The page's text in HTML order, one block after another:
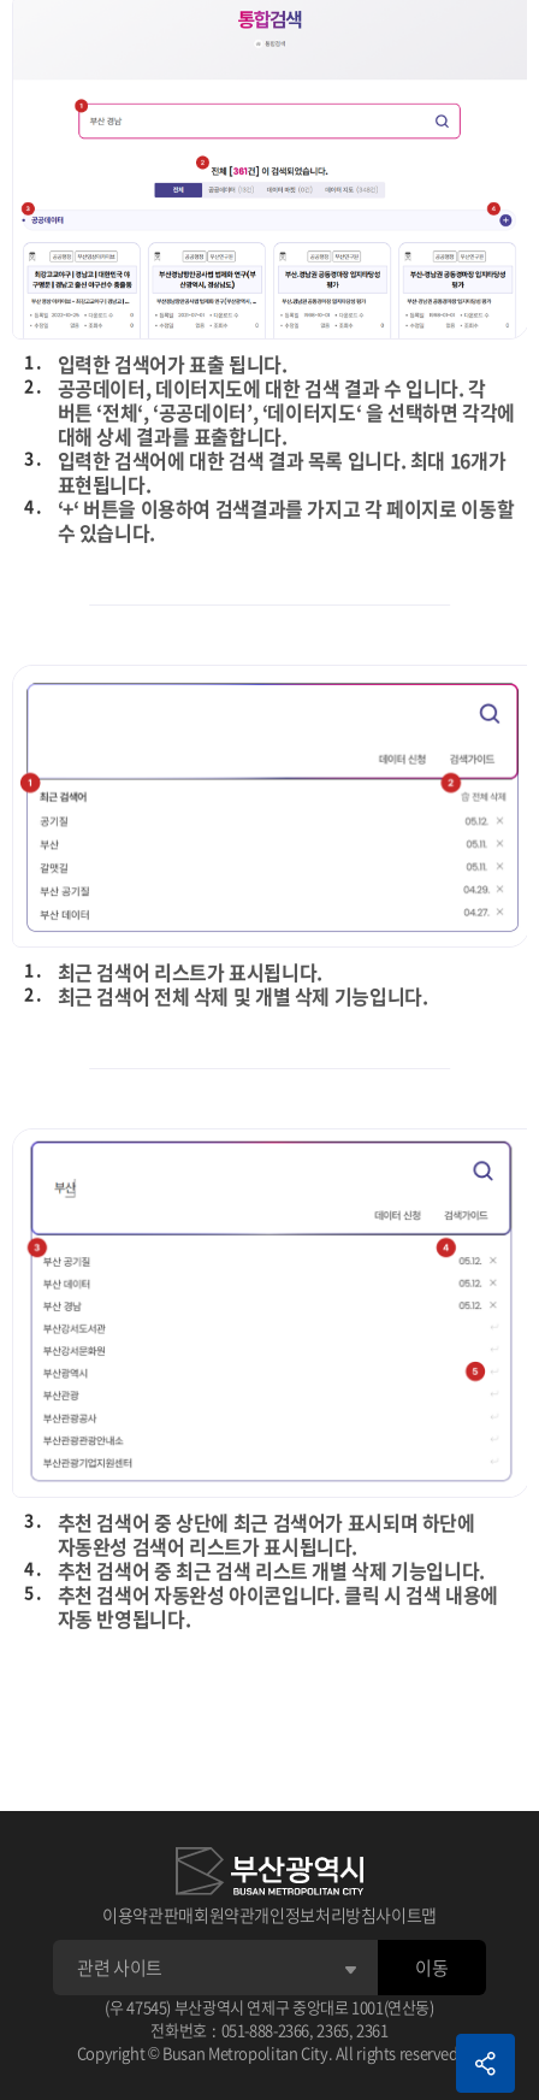
1 . 입력한 검색어가 표출 됩니다.
2 .
공공데이터, 데이터지도에 대한 검색 결과 수 입니다. 각
버튼 ‘전체‘, ‘공공데이터’, ‘데이터지도‘ 을 선택하면 각각에
대해 상세 결과를 표출합니다.
3 .
입력한 검색어에 대한 검색 결과 목록 입니다. 최대 16개가
표현됩니다.
4 .
‘+‘ 버튼을 이용하여 검색결과를 가지고 각 페이지로 이동할
수 있습니다.
1 . 최근 검색어 리스트가 표시됩니다.
2 . 최근 검색어 전체 삭제 및 개별 삭제 기능입니다.
3 .
추천 검색어 중 상단에 최근 검색어가 표시되며 하단에
자동완성 검색어 리스트가 표시됩니다.
4 . 추천 검색어 중 최근 검색 리스트 개별 삭제 기능입니다.
5 .
추천 검색어 자동완성 아이콘입니다. 클릭 시 검색 내용에
자동 반영됩니다.
체크가 없으면 기본 상세 검색됩니다.
검색 조건으로 AND, OR, NOT으로 검색됩니다.
상세검색 후 선택한 데이터의 타이틀입니다.
아이콘 클릭 시 선택한 데이터 스크랩이 가능합니다.
선택한 데이터 평점 주기 기능입니다.
선택한 데이터 관련 정보입니다.
이용약관판매회원약관개인정보처리방침사이트맵
(우 47545) 부산광역시 연제구 중앙대로 1001(연산동)
전화번호 : 051-888-2366 2365, 2361
Copyright © Busan Metropolitan City. All rights reserved.
이동